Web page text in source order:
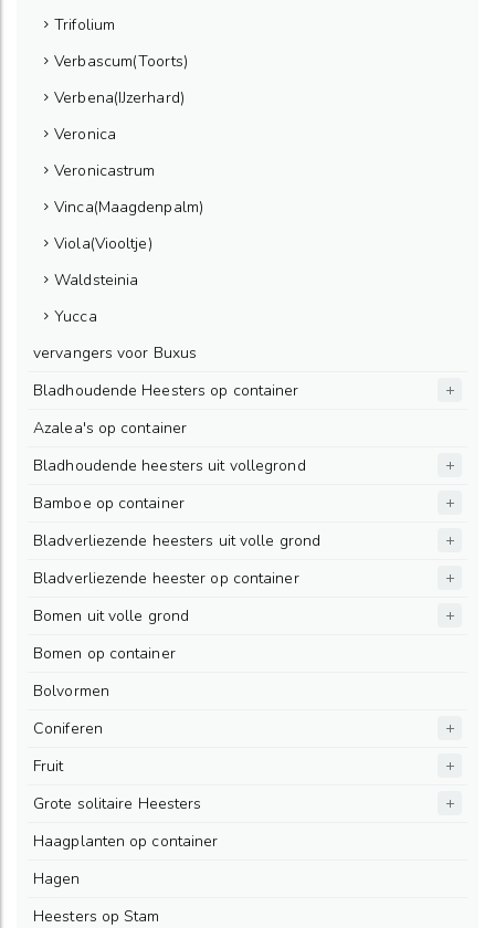
Trifolium
Verbascum(Toorts)
Verbena(IJzerhard)
Veronica
Veronicastrum
Vinca(Maagdenpalm)
Viola(Viooltje)
Waldsteinia
Yucca
vervangers voor Buxus
Bladhoudende Heesters op container
Azalea's op container
Bladhoudende heesters uit vollegrond
Bamboe op container
Bladverliezende heesters uit volle grond
Bladverliezende heester op container
Bomen uit volle grond
Bomen op container
Bolvormen
Coniferen
Fruit
Grote solitaire Heesters
Haagplanten op container
Hagen
Heesters op Stam